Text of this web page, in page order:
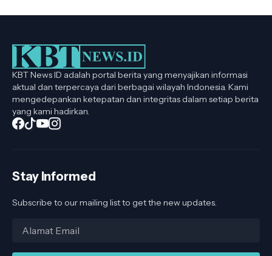
KBT News ID adalah portal berita yang menyajikan informasi
aktual dan terpercaya dari berbagai wilayah Indonesia. Kami
mengedepankan ketepatan dan integritas dalam setiap berita
yang kami hadirkan.
Stay Informed
Subscribe to our mailing list to get the new updates.